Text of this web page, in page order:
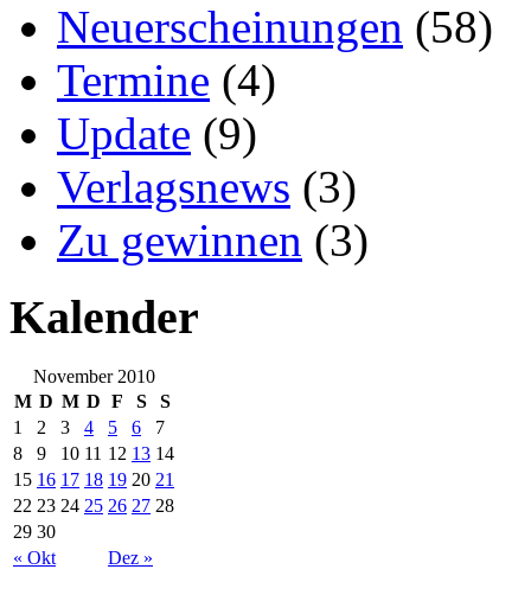
Neuerscheinungen (58)
Termine (4)
Update (9)
Verlagsnews (3)
Zu gewinnen (3)
Kalender
November 2010
M D M D F S S
« Okt Dez »
1 2 3 4 5 6
7
8
9 10 11 12 13 14
15 16 17 18 19 20 21
22 23 24 25 26 27 28
29 30